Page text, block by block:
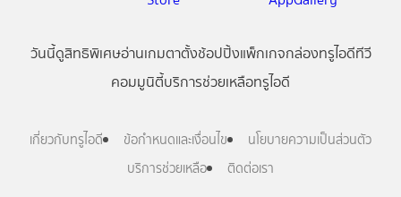
วันนี้ดูสิทธิพิเศษอ่านเกมตาตั้งช้อปปิ้งแพ็กเกจกล่องทรูไอดีทีวี
คอมมูนิตี้บริการช่วยเหลือทรูไอดี
เกี่ยวกับทรูไอดี ข้อกำหนดและเงื่อนไข
นโยบายความเป็นส่วนตัว
บริการช่วยเหลือ
ติดต่อเรา